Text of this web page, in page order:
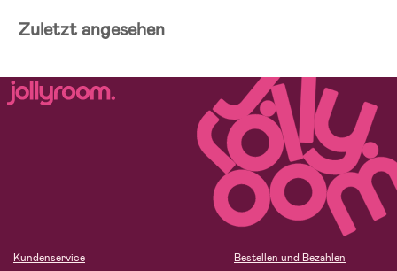
Zuletzt angesehen
Kundenservice
Bestellen und Bezahlen